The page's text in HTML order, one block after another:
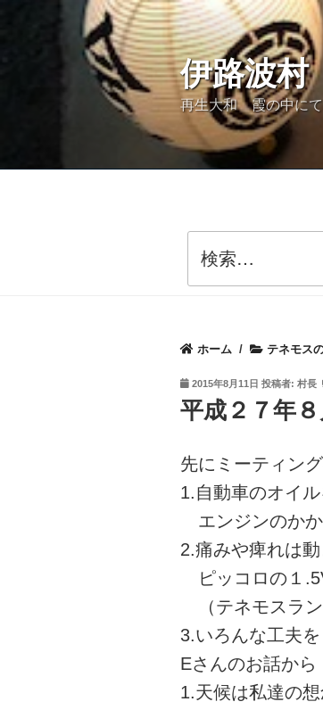
伊路波村
再生大和 霞の中にて
索:
ホーム / テネモス
投
稿
日:
2015年8月11日 投稿者: 村長
平成２７年
先にミーティン
1.自動車のオイ
エンジンのかか
2.痛みや痺れは
ピッコロの１
（テネモスラン
3.いろんな工夫
Eさんのお話から
1.天候は私達の想